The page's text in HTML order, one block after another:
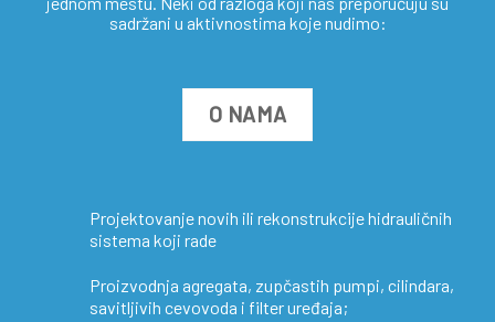
sadržani u aktivnostima koje nudimo:
O NAMA
Projektovanje novih ili rekonstrukcije hidrauličnih
sistema koji rade
Proizvodnja agregata, zupčastih pumpi, cilindara,
savitljivih cevovoda i filter uređaja;